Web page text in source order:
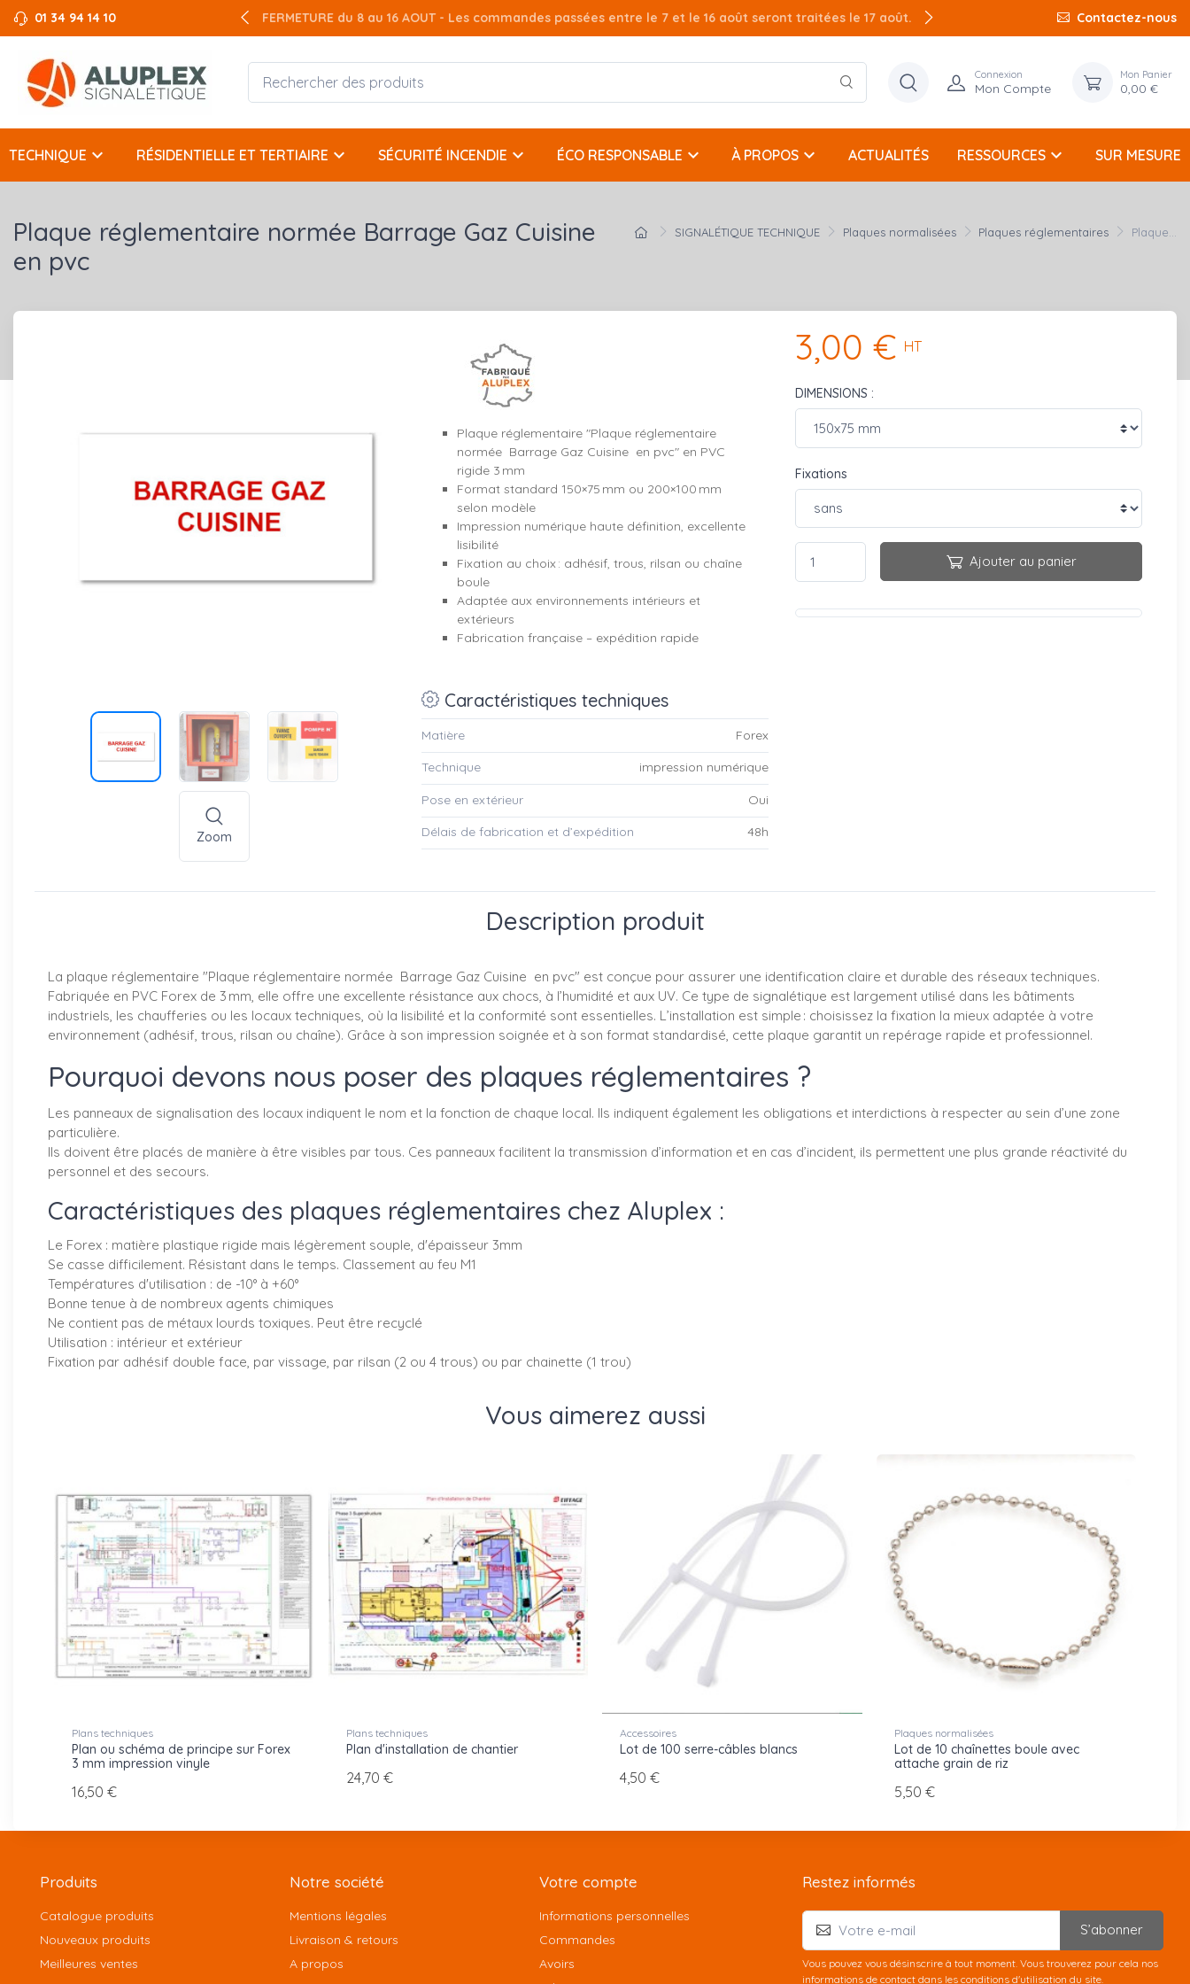
01 34 94 14 10 FERMETURE du 8 au 16 AOUT - Les commandes passées entre le 7 et le 16 août seront traitées le 17 août. Contactez-nous
Connexion
Mon Compte
Mon Panier
0,00 €
TECHNIQUE keyboard_arrow_down RÉSIDENTIELLE ET TERTIAIRE keyboard_arrow_down SÉCURITÉ INCENDIE keyboard_arrow_down ÉCO RESPONSABLE keyboard_arrow_down À PROPOS keyboard_arrow_down ACTUALITÉS RESSOURCES keyboard_arrow_down SUR MESURE
SIGNALÉTIQUE TECHNIQUE Plaques normalisées Plaques réglementaires Plaque...
Plaque réglementaire normée Barrage Gaz Cuisine
en pvc
Zoom
Plaque réglementaire "Plaque réglementaire
normée Barrage Gaz Cuisine en pvc" en PVC
rigide 3 mm
Format standard 150×75 mm ou 200×100 mm
selon modèle
Impression numérique haute définition, excellente
lisibilité
Fixation au choix : adhésif, trous, rilsan ou chaîne
boule
Adaptée aux environnements intérieurs et
extérieurs
Fabrication française – expédition rapide
Caractéristiques techniques
Matière Forex
Technique impression numérique
Pose en extérieur Oui
Délais de fabrication et d’expédition 48h
3,00 € HT
DIMENSIONS :
Fixations
Ajouter au panier
Description produit
La plaque réglementaire "Plaque réglementaire normée Barrage Gaz Cuisine en pvc" est conçue pour assurer une identification claire et durable des réseaux techniques.
Fabriquée en PVC Forex de 3 mm, elle offre une excellente résistance aux chocs, à l’humidité et aux UV. Ce type de signalétique est largement utilisé dans les bâtiments
industriels, les chaufferies ou les locaux techniques, où la lisibilité et la conformité sont essentielles. L’installation est simple : choisissez la fixation la mieux adaptée à votre
environnement (adhésif, trous, rilsan ou chaîne). Grâce à son impression soignée et à son format standardisé, cette plaque garantit un repérage rapide et professionnel.
Pourquoi devons nous poser des plaques réglementaires ?
Les panneaux de signalisation des locaux indiquent le nom et la fonction de chaque local. Ils indiquent également les obligations et interdictions à respecter au sein d’une zone
particulière.
Ils doivent être placés de manière à être visibles par tous. Ces panneaux facilitent la transmission d’information et en cas d’incident, ils permettent une plus grande réactivité du
personnel et des secours.
Caractéristiques des plaques réglementaires chez Aluplex :
Le Forex : matière plastique rigide mais légèrement souple, d'épaisseur 3mm
Se casse difficilement. Résistant dans le temps. Classement au feu M1
Températures d'utilisation : de -10° à +60°
Bonne tenue à de nombreux agents chimiques
Ne contient pas de métaux lourds toxiques. Peut être recyclé
Utilisation : intérieur et extérieur
Fixation par adhésif double face, par vissage, par rilsan (2 ou 4 trous) ou par chainette (1 trou)
Vous aimerez aussi
Plans techniques
Plan ou schéma de principe sur Forex
3 mm impression vinyle
16,50 €
Plans techniques
Plan d'installation de chantier
24,70 €
Accessoires
Lot de 100 serre-câbles blancs
4,50 €
Plaques normalisées
Lot de 10 chaînettes boule avec
attache grain de riz
5,50 €
Produits
Catalogue produits
Nouveaux produits
Meilleures ventes
Notre société
Mentions légales
Livraison & retours
A propos
Votre compte
Informations personnelles
Commandes
Avoirs
Restez informés
S’abonner
Vous pouvez vous désinscrire à tout moment. Vous trouverez pour cela nos
informations de contact dans les conditions d'utilisation du site.